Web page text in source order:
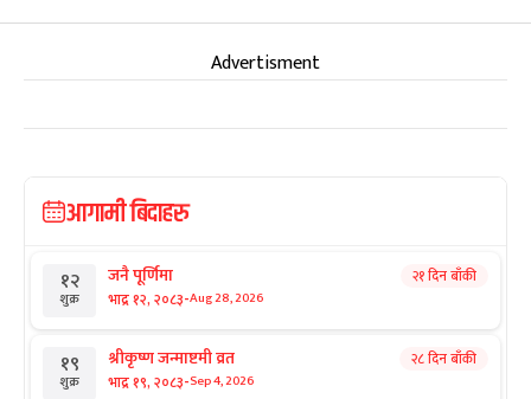
Advertisment
आगामी बिदाहरु
१२
शुक्र
जनै पूर्णिमा
भाद्र १२, २०८३-Aug 28, 2026
२१ दिन बाँकी
१९
शुक्र
श्रीकृष्ण जन्माष्टमी व्रत
भाद्र १९, २०८३-Sep 4, 2026
२८ दिन बाँकी